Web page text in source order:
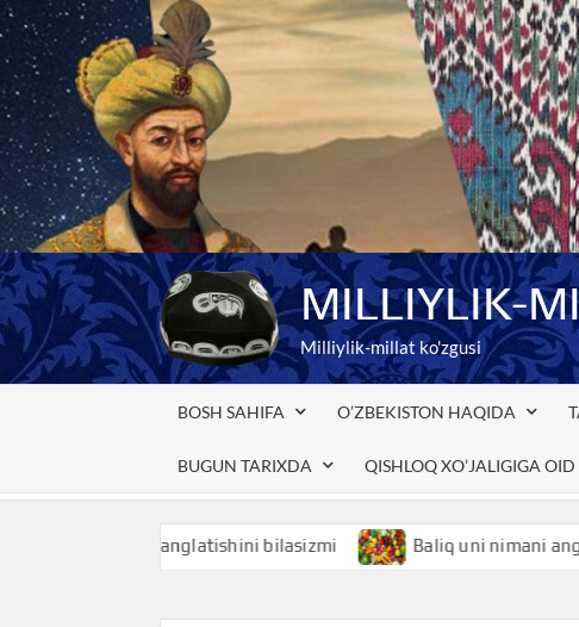
Skip
to
content
MILLIYLIK-
Milliylik-millat ko'zgusi
BOSH SAHIFA O’ZBEKISTON HAQIDA
BUGUN TARIXDA QISHLOQ XO’JALIGIGA
nimani anglatishini bilasizmi Baliq uni nimani